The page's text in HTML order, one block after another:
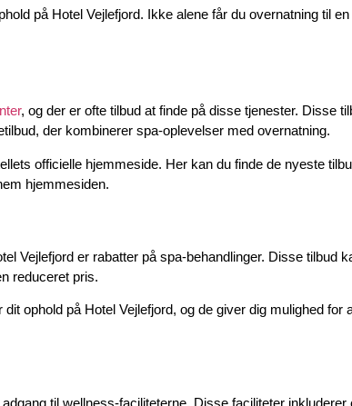
på Hotel Vejlefjord. Ikke alene får du overnatning til
, og der er ofte tilbud at finde på disse tjenester. Disse
der kombinerer spa-oplevelser med overnatning.
officielle hjemmeside. Her kan du finde de nyeste
hjemmesiden.
Vejlefjord er rabatter på spa-behandlinger. Disse tilbud
reduceret pris.
ophold på Hotel Vejlefjord, og de giver dig mulighed
til wellness-faciliteterne. Disse faciliteter